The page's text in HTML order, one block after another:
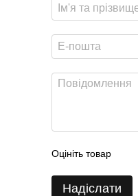
Оцініть товар
Надіслати